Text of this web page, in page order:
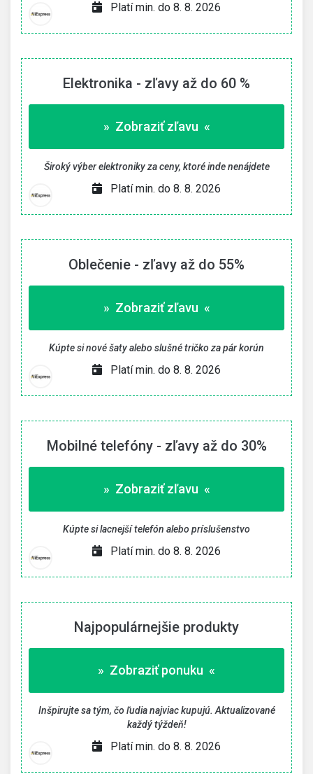
Platí min. do 8. 8. 2026
Elektronika - zľavy až do 60 %
» Zobraziť zľavu «
Široký výber elektroniky za ceny, ktoré inde nenájdete
Platí min. do 8. 8. 2026
Oblečenie - zľavy až do 55%
» Zobraziť zľavu «
Kúpte si nové šaty alebo slušné tričko za pár korún
Platí min. do 8. 8. 2026
Mobilné telefóny - zľavy až do 30%
» Zobraziť zľavu «
Kúpte si lacnejší telefón alebo príslušenstvo
Platí min. do 8. 8. 2026
Najpopulárnejšie produkty
» Zobraziť ponuku «
Inšpirujte sa tým, čo ľudia najviac kupujú. Aktualizované
každý týždeň!
Platí min. do 8. 8. 2026